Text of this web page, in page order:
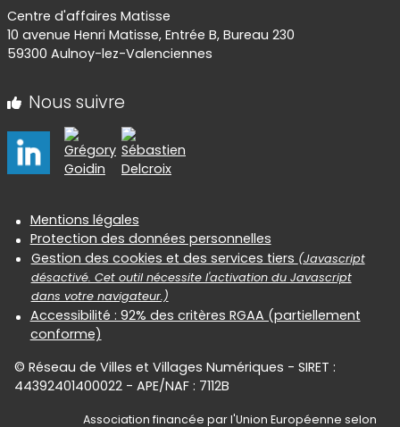
Centre d'affaires Matisse
10 avenue Henri Matisse, Entrée B, Bureau 230
59300 Aulnoy-lez-Valenciennes
Nous suivre
Informations réglementaires
Mentions légales
Protection des données personnelles
Gestion des cookies et des services tiers (Javascript
désactivé. Cet outil nécessite l'activation du Javascript
dans votre navigateur.)
Accessibilité : 92% des critères RGAA (partiellement
conforme)
© Réseau de Villes et Villages Numériques - SIRET :
44392401400022 - APE/NAF : 7112B
Association financée par l'Union Européenne selon